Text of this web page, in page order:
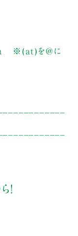
※(at)を@に
！